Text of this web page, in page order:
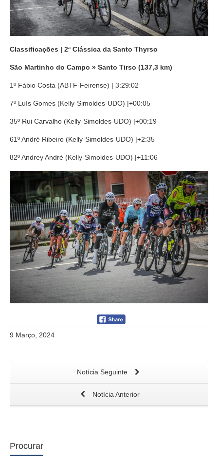
Classificações | 2ª Clássica da Santo Thyrso
São Martinho do Campo » Santo Tirso (137,3 km)
1º Fábio Costa (ABTF-Feirense) | 3:29:02
7º Luís Gomes (Kelly-Simoldes-UDO) |+00:05
35º Rui Carvalho (Kelly-Simoldes-UDO) |+00:19
61º André Ribeiro (Kelly-Simoldes-UDO) |+2:35
82º Andrey André (Kelly-Simoldes-UDO) |+11:06
9 Março, 2024
Notícia Seguinte
Notícia Anterior
Procurar